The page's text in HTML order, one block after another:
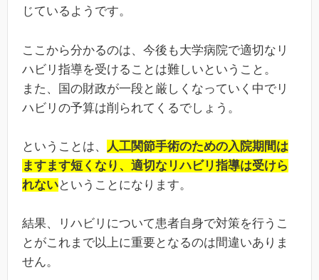
じているようです。
ここから分かるのは、今後も大学病院で適切なリ
ハビリ指導を受けることは難しいということ。
また、国の財政が一段と厳しくなっていく中でリ
ハビリの予算は削られてくるでしょう。
ということは、
人工関節手術のための入院期間は
ますます短くなり、適切なリハビリ指導は受けら
れないということになります。
結果、リハビリについて患者自身で対策を行うこ
とがこれまで以上に重要となるのは間違いありま
せん。